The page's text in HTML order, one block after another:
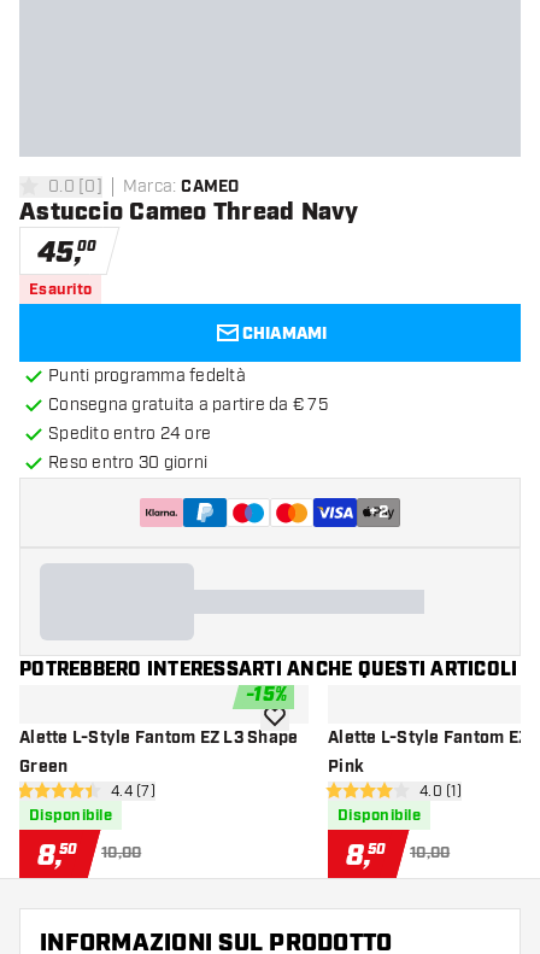
0 stelle di valutazione
0.0 [0] Marca: CAMEO
Astuccio Cameo Thread Navy
45,00
Esaurito
CHIAMAMI
Punti programma fedeltà
Consegna gratuita a partire da € 75
Spedito entro 24 ore
Reso entro 30 giorni
+2
POTREBBERO INTERESSARTI ANCHE QUESTI ARTICOLI
-15%
Alette L-Style Fantom EZ L3 Shape
Green
apri pannello recensioni
4.4 stelle di valutazione
4.4 (7)
Disponibile
8,50 10,00
aggiungi alla lista dei desideri
Alette L-Style Fantom EZ
Pink
apri pannello
4 stelle di valutazione
4.0 (1)
Disponibile
8,50 10,00
INFORMAZIONI SUL PRODOTTO